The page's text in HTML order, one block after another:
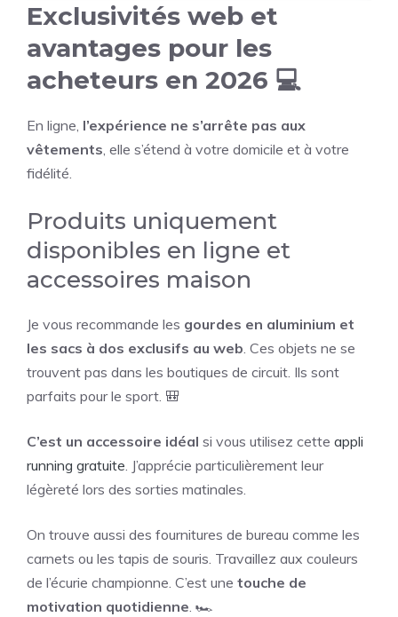
Exclusivités web et
avantages pour les
acheteurs en 2026 💻
En ligne, l’expérience ne s’arrête pas aux
vêtements, elle s’étend à votre domicile et à votre
fidélité.
Produits uniquement
disponibles en ligne et
accessoires maison
Je vous recommande les gourdes en aluminium et
les sacs à dos exclusifs au web. Ces objets ne se
trouvent pas dans les boutiques de circuit. Ils sont
parfaits pour le sport. 🎒
C’est un accessoire idéal si vous utilisez cette appli
running gratuite. J’apprécie particulièrement leur
légèreté lors des sorties matinales.
On trouve aussi des fournitures de bureau comme les
carnets ou les tapis de souris. Travaillez aux couleurs
de l’écurie championne. C’est une touche de
motivation quotidienne. 🏎️